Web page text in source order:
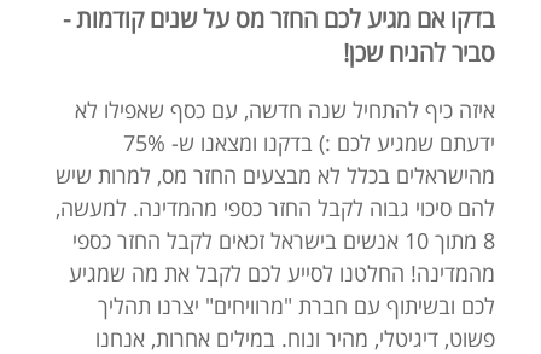
בדקו אם מגיע לכם החזר מס על שנים קודמות -
סביר להניח שכן!
איזה כיף להתחיל שנה חדשה, עם כסף שאפילו לא
ידעתם שמגיע לכם :) בדקנו ומצאנו ש- 75%
מהישראלים בכלל לא מבצעים החזר מס, למרות שיש
להם סיכוי גבוה לקבל החזר כספי מהמדינה. למעשה,
8 מתוך 10 אנשים בישראל זכאים לקבל החזר כספי
מהמדינה! החלטנו לסייע לכם לקבל את מה שמגיע
לכם ובשיתוף עם חברת "מרוויחים" יצרנו תהליך
פשוט, דיגיטלי, מהיר ונוח. במילים אחרות, אנחנו